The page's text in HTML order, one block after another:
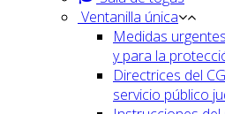
Ventanilla única
Medidas
y para la
Directrices del
servicio público